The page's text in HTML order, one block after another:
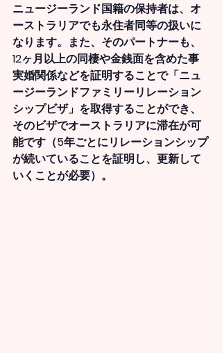
ニュージーランド国籍の保持者は、オ
ーストラリアでも永住者同等の扱いに
なります。また、そのパートナーも、
12ヶ月以上の同棲や金銭面を含めた事
実婚関係などを証明することで「ニュ
ージーランドファミリーリレーション
シップビザ」を取得することができ、
そのビザでオーストラリアに滞在が可
能です（5年ごとにリレーションシップ
が続いていることを証明し、更新して
いくことが必要）。